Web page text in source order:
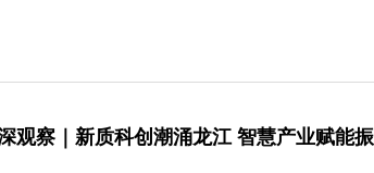
观察｜新质科创潮涌龙江 智慧产业赋能